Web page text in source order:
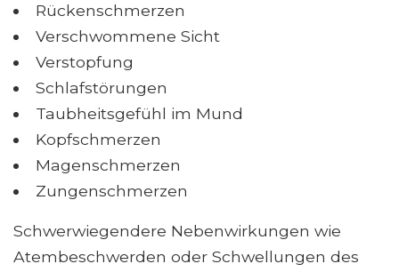
Rückenschmerzen
Verschwommene Sicht
Verstopfung
Schlafstörungen
Taubheitsgefühl im Mund
Kopfschmerzen
Magenschmerzen
Zungenschmerzen
Schwerwiegendere Nebenwirkungen wie
Atembeschwerden oder Schwellungen des